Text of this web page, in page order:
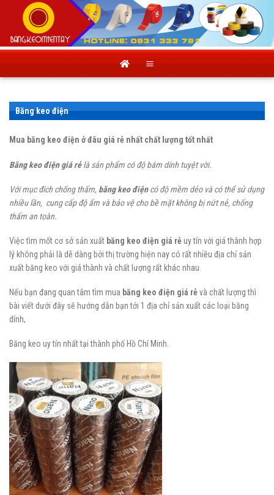
content
Băng keo điện
Mua băng keo điện ở đâu giá rẻ nhất chất lượng tốt nhất
Băng keo điệngiá rẻlà sản phẩm có độ bám dính tuyệt vời.
Với mục đích chống thấm, băng keo điệncó độ mềm dẻo và có thể sử dụng
nhiều lần, cung cấp độ ẩm và bảo vệ cho bề mặt không bị nứt nẻ, chống
thấm an toàn.
Việc tìm mốt cơ sở sản xuất băng keo điện giá rẻuy tín với giá thành hợp
lý không phải là dễ dàng bởi thị trường hiện nay có rất nhiều địa chỉ sản
xuất băng keo với giá thành và chất lượng rất khác nhau.
Nếu bạn đang quan tâm tìm mua băng keo điện giá rẻvà chất lượng thì
bài viết dưới đây sẽ hướng dẫn bạn tới 1 địa chỉ sản xuất các loại băng
dính,
Băng keo uy tín nhất tại thành phố Hồ Chí Minh.